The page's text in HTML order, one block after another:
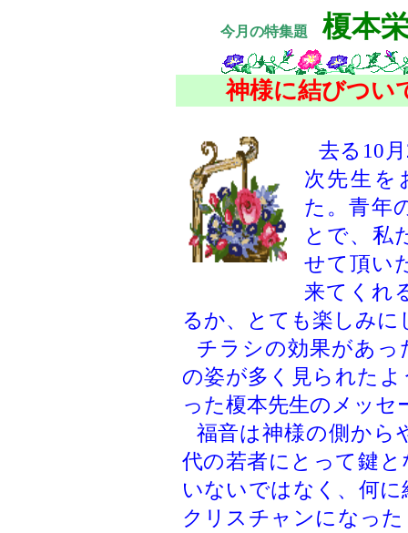
今月の特集題 榎本
神様に結びつい
去る 10
次先生を
た。青年
とで、私
せて頂い
来てくれ
るか、とても楽しみに
チラシの効果があっ
の姿が多く見られた
った榎本先生のメッセ
福音は神様の側から
代の若者にとって鍵
いないではなく、何
クリスチャンになっ